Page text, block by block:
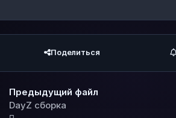
Поделиться
Предыдущий файл
DayZ сборка